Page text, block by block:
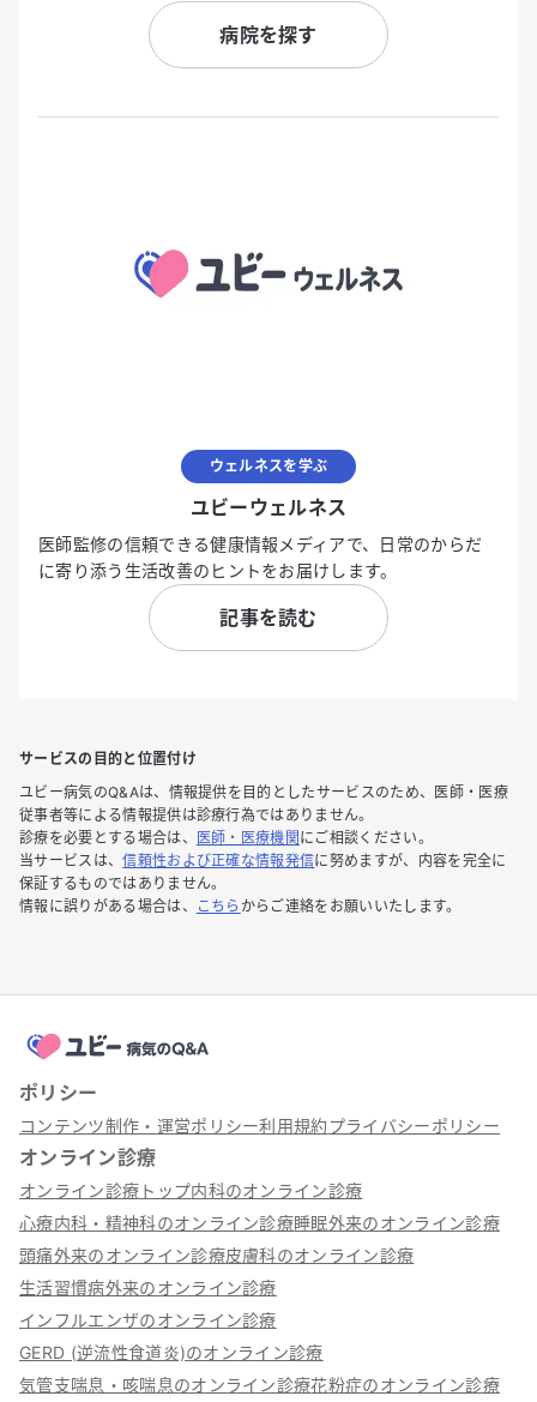
病院を探す
ウェルネスを学ぶ
ユビーウェルネス
医師監修の信頼できる健康情報メディアで、日常のからだ
に寄り添う生活改善のヒントをお届けします。
記事を読む
サービスの目的と位置付け
ユビー病気のQ&Aは、情報提供を目的としたサービスのため、医師・医療
従事者等による情報提供は診療行為ではありません。
診療を必要とする場合は、
医師・医療機関 にご相談ください。
当サービスは、信頼性および正確な情報発信に努めますが、内容を完全に
保証するものではありません。
情報に誤りがある場合は、
こちら からご連絡をお願いいたします。
ポリシー
コンテンツ制作・運営ポリシー利用規約プライバシーポリシー
オンライン診療
オンライン診療トップ内科のオンライン診療
心療内科・精神科のオンライン診療睡眠外来のオンライン診療
頭痛外来のオンライン診療皮膚科のオンライン診療
生活習慣病外来のオンライン診療
インフルエンザのオンライン診療
GERD (逆流性食道炎)のオンライン診療
気管支喘息・咳喘息のオンライン診療花粉症のオンライン診療